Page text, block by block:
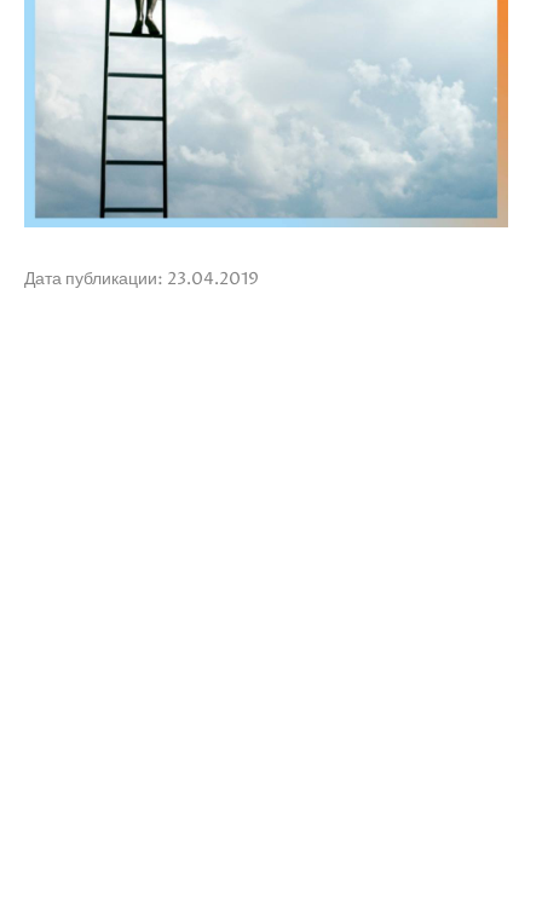
Дата публикации: 23.04.2019